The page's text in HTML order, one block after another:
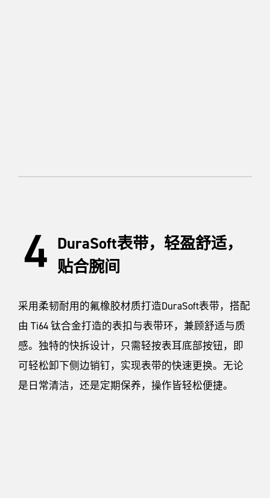
DuraSoft表带，轻盈舒适，
贴合腕间
采用柔韧耐用的氟橡胶材质打造DuraSoft表带，搭配
由 Ti64 钛合金打造的表扣与表带环，兼顾舒适与质
感。独特的快拆设计，只需轻按表耳底部按钮，即
可轻松卸下侧边销钉，实现表带的快速更换。无论
是日常清洁，还是定期保养，操作皆轻松便捷。